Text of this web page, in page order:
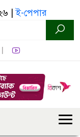
|ই-পেপার